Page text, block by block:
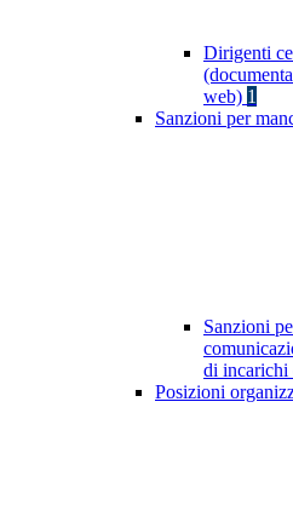
Dirigenti
web) 1
Sanzioni per
Sanzioni
di incarichi
Posizioni